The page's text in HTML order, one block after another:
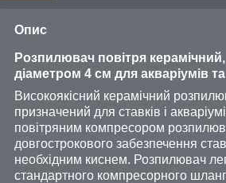
Опис
Розпилювач повітря
діаметром 4 см для акваріумів та
Високоякісний керамічний
призначений для ставків і
повітряним компресором
довгострокового забезпечення
необхідним киснем. Розпилювач
стандартного компресорного